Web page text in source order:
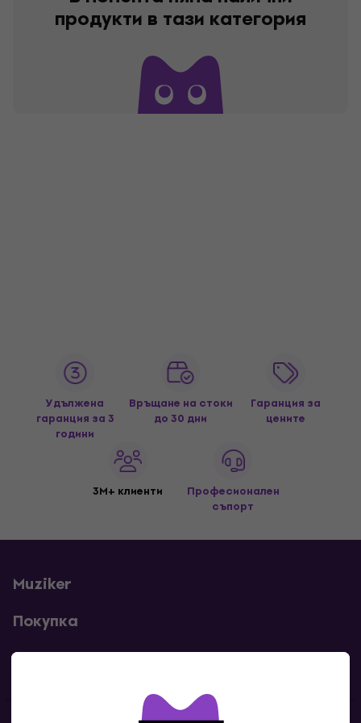
продукти в тази категория
Удължена
гаранция за 3
години
Връщане на стоки
до 30 дни
Гаранция за
цените
3M+ клиенти
Професионален
съпорт
Muziker
Покупка
Полезни линкове